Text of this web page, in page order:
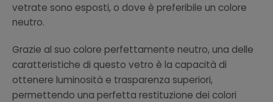
vetrate sono esposti, o dove è preferibile un colore
neutro.
Grazie al suo colore perfettamente neutro, una delle
caratteristiche di questo vetro è la capacità di
ottenere luminosità e trasparenza superiori,
permettendo una perfetta restituzione dei colori